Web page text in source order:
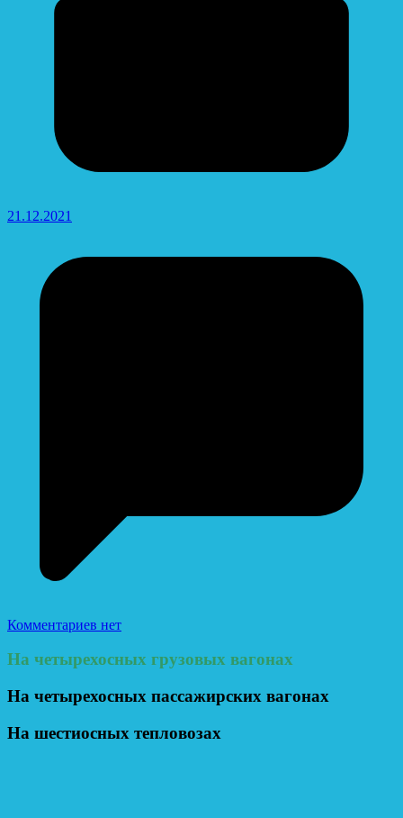
21.12.2021
Комментариев нет
На четырехосных грузовых вагонах
На четырехосных пассажирских вагонах
На шестиосных тепловозах